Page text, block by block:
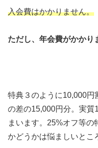
入会費はかかりません。
ただし、年会費がかかり
特典３のように10,000円
の差の15,000円分。実質
まいます。25%オフ等の
かどうかは悩ましいとこ